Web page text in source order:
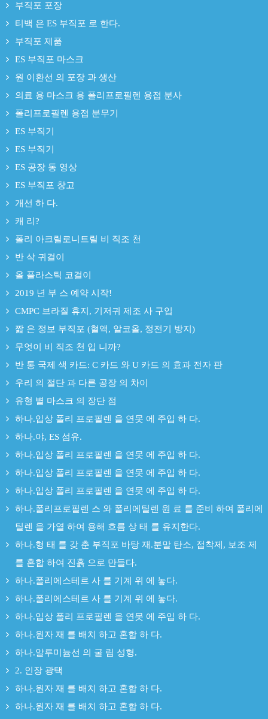
부직포 포장
티백 은 ES 부직포 로 한다.
부직포 제품
ES 부직포 마스크
원 이환선 의 포장 과 생산
의료 용 마스크 용 폴리프로필렌 용접 분사
폴리프로필렌 용접 분무기
ES 부직기
ES 부직기
ES 공장 동 영상
ES 부직포 창고
개선 하 다.
캐 리?
폴리 아크릴로니트릴 비 직조 천
반 삭 귀걸이
올 플라스틱 코걸이
2019 년 부 스 예약 시작!
CMPC 브라질 휴지, 기저귀 제조 사 구입
짧 은 정보 부직포 (혈액, 알코올, 정전기 방지)
무엇이 비 직조 천 입 니까?
반 통 국제 색 카드: C 카드 와 U 카드 의 효과 전자 판
우리 의 절단 과 다른 공장 의 차이
유형 별 마스크 의 장단 점
하나.입상 폴리 프로필렌 을 연못 에 주입 하 다.
하나.야, ES 섬유.
하나.입상 폴리 프로필렌 을 연못 에 주입 하 다.
하나.입상 폴리 프로필렌 을 연못 에 주입 하 다.
하나.입상 폴리 프로필렌 을 연못 에 주입 하 다.
하나.폴리프로필렌 스 와 폴리에틸렌 원 료 를 준비 하여 폴리에
틸렌 을 가열 하여 용해 흐름 상 태 를 유지한다.
하나.형 태 를 갖 춘 부직포 바탕 재.분말 탄소, 접착제, 보조 제
를 혼합 하여 진흙 으로 만들다.
하나.폴리에스테르 사 를 기계 위 에 놓다.
하나.폴리에스테르 사 를 기계 위 에 놓다.
하나.입상 폴리 프로필렌 을 연못 에 주입 하 다.
하나.원자 재 를 배치 하고 혼합 하 다.
하나.알루미늄선 의 굴 림 성형.
2. 인장 광택
하나.원자 재 를 배치 하고 혼합 하 다.
하나.원자 재 를 배치 하고 혼합 하 다.